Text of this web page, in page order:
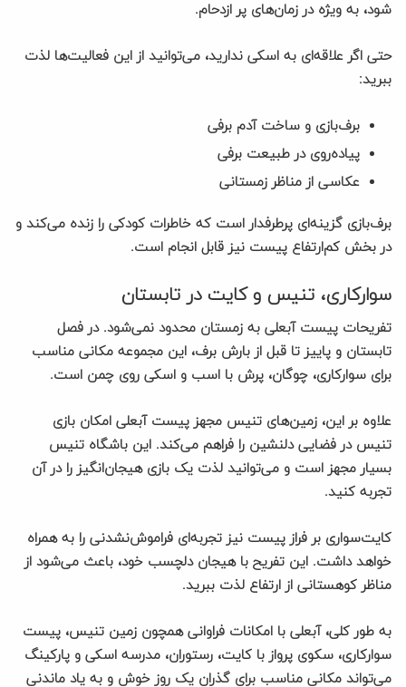
شود، به ویژه در زمان‌های پر ازدحام.
حتی اگر علاقه‌ای به اسکی ندارید، می‌توانید از این فعالیت‌ها لذت
ببرید:
برف‌بازی و ساخت آدم برفی
پیاده‌روی در طبیعت برفی
عکاسی از مناظر زمستانی
برف‌بازی گزینه‌ای پرطرفدار است که خاطرات کودکی را زنده می‌کند و
در بخش کم‌ارتفاع پیست نیز قابل انجام است.
سوارکاری، تنیس و کایت در تابستان
تفریحات پیست آبعلی به زمستان محدود نمی‌شود. در فصل
تابستان و پاییز تا قبل از بارش برف، این مجموعه مکانی مناسب
برای سوارکاری، چوگان، پرش با اسب و اسکی روی چمن است.
علاوه بر این، زمین‌های تنیس مجهز پیست آبعلی امکان بازی
تنیس در فضایی دلنشین را فراهم می‌کند. این باشگاه تنیس
بسیار مجهز است و می‌توانید لذت یک بازی هیجان‌انگیز را در آن
تجربه کنید.
کایت‌سواری بر فراز پیست نیز تجربه‌ای فراموش‌نشدنی را به همراه
خواهد داشت. این تفریح با هیجان دلچسب خود، باعث می‌شود از
مناظر کوهستانی از ارتفاع لذت ببرید.
به طور کلی، آبعلی با امکانات فراوانی همچون زمین تنیس، پیست
سوارکاری، سکوی پرواز با کایت، رستوران، مدرسه اسکی و پارکینگ
می‌تواند مکانی مناسب برای گذران یک روز خوش و به یاد ماندنی